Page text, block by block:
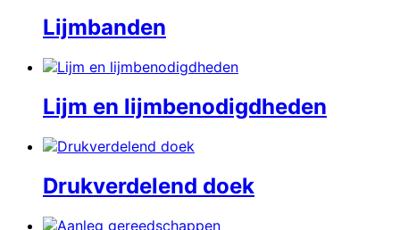
Lijmbanden
Lijm en lijmbenodigdheden
Drukverdelend doek